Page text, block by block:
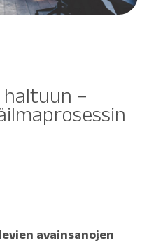
haltuun –
avainsanojen